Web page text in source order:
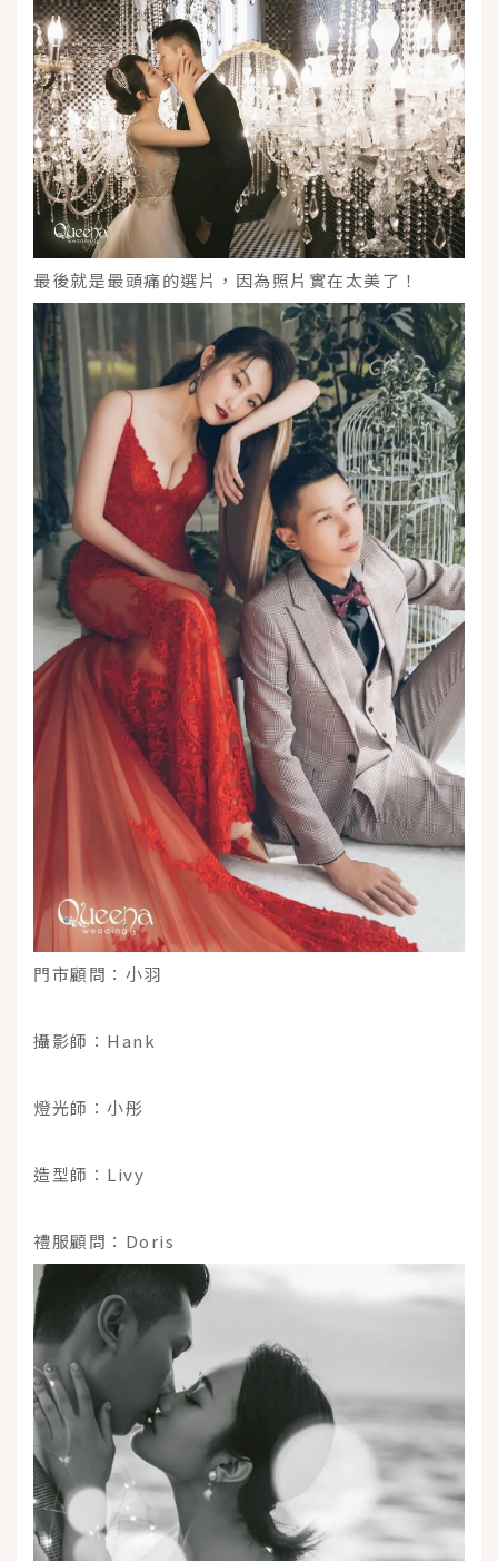
最後就是最頭痛的選片，因為照片實在太美了！
門市顧問：小羽
攝影師：Hank
燈光師：小彤
造型師：Livy
禮服顧問：Doris